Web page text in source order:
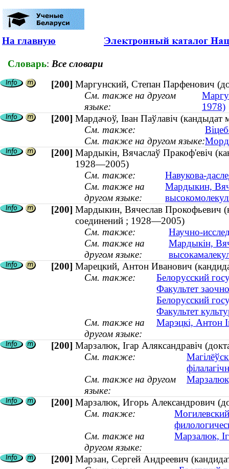
На главную
Словарь: Все словари
[200] Маргунский, Степан Парфенович
См. также на другом
языке:
1978)
[200] Мардачоў, Іван Паўлавіч
См. также:
См. также на другом языке:
[200] Мардыкін, Вячаслаў Пракоф'евіч
1928—2005)
См. также:
Навукова-
См. также на
другом языке:
Мардыкин,
[200] Мардыкин, Вячеслав Прокофьевич
соединений ; 1928—2005)
См. также:
Научно-
См. также на
другом языке:
Мардыкін,
[200] Марецкий, Антон Иванович
См. также:
Белорусский
Факультет
Белорусский
Факультет
См. также на
другом языке:
Марэцкі, Антон
[200] Марзалюк, Ігар Аляксандравіч
См. также:
См. также на другом
языке:
[200] Марзалюк, Игорь Александрович
См. также:
См. также на
другом языке:
Марзалюк,
[200] Марзан, Сергей Андреевич